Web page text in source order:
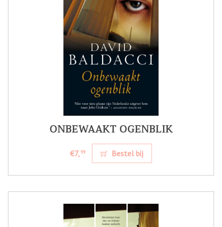
ONBEWAAKT OGENBLIK
€7,99 Bestel bij